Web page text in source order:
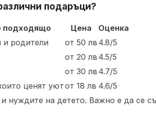
подаръци?
подходящо Цена
Оценка
родители от 50 лв 4.8/5
от 20 лв 4.5/5
от 30 лв 4.7/5
ценят уютот 18 лв 4.6/5
нуждите на детето. Важно е да се